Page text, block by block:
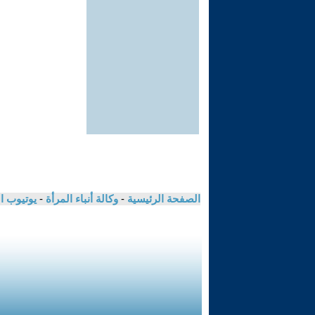
الصفحة الرئيسية - وكالة أنباء المرأة - يوتيوب